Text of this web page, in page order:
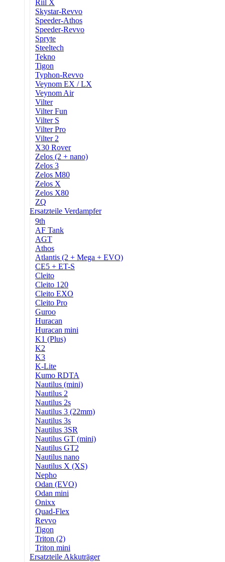
Riil X
Skystar-Revvo
Speeder-Athos
Speeder-Revvo
Spryte
Steeltech
Tekno
Tigon
Typhon-Revvo
Veynom EX / LX
Veynom Air
Vilter
Vilter Fun
Vilter S
Vilter Pro
Vilter 2
X30 Rover
Zelos (2 + nano)
Zelos 3
Zelos M80
Zelos X
Zelos X80
ZQ
Ersatzteile Verdampfer
9th
AF Tank
AGT
Athos
Atlantis (2 + Mega + EVO)
CE5 + ET-S
Cleito
Cleito 120
Cleito EXO
Cleito Pro
Guroo
Huracan
Huracan mini
K1 (Plus)
K2
K3
K-Lite
Kumo RDTA
Nautilus (mini)
Nautilus 2
Nautilus 2s
Nautilus 3 (22mm)
Nautilus 3s
Nautilus 3SR
Nautilus GT (mini)
Nautilus GT2
Nautilus nano
Nautilus X (XS)
Nepho
Odan (EVO)
Odan mini
Onixx
Quad-Flex
Revvo
Tigon
Triton (2)
Triton mini
Ersatzteile Akkuträger